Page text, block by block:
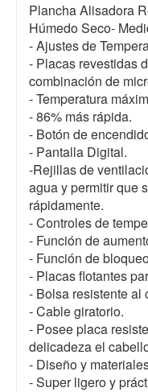
Plancha Alisadora
Húmedo Seco-
- Ajustes de
- Placas revestidas
combinación de
- Temperatura
- 86% más rápida.
- Botón de
- Pantalla Digital.
-Rejillas de
agua y permitir que
rápidamente.
- Controles de
- Función de
- Función de
- Placas flotantes
- Bolsa resistente al
- Cable giratorio.
- Posee placa
delicadeza el
- Diseño y
- Super ligero y